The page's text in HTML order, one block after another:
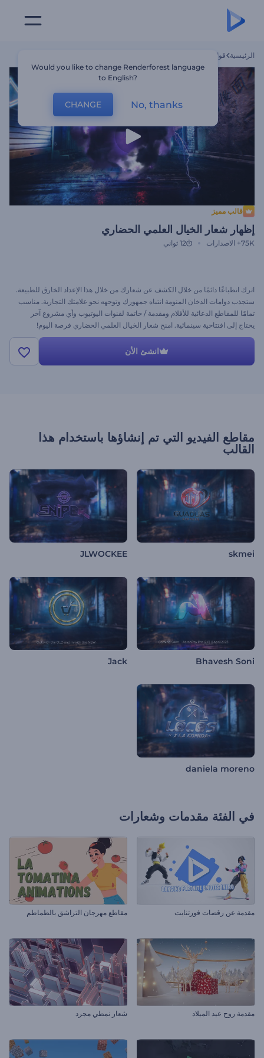
الرئيسية قوالب
قالب مميز
إظهار شعار الخيال العلمي الحضاري
75K+ الاصدارات 12 ثواني
اترك انطباعًا دائمًا من خلال الكشف عن شعارك من خلال هذا الإعداد الخارق للطبيعة.
ستجذب دوامات الدخان المنومة انتباه جمهورك وتوجهه نحو علامتك التجارية. مناسب
تمامًا للمقاطع الدعائية للأفلام ومقدمة / خاتمة لقنوات اليوتيوب وأي مشروع آخر
يحتاج إلى افتتاحية سينمائية. امنح شعار الخيال العلمي الحضاري فرصة اليوم!
انشئ الأن
مقاطع الفيديو التي تم إنشاؤها باستخدام هذا
القالب
skmei
JLWOCKEE
Bhavesh Soni
Jack
daniela moreno
في الفئة مقدمات وشعارات
مقدمة عن رقصات فورتنايت مقاطع مهرجان التراشق بالطماطم
مقدمة روح عيد الميلاد شعار نمطي مجرد
Would you like to change Renderforest language
to English?
CHANGE No, thanks